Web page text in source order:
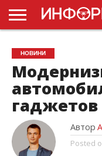
ГОЛОВНА
НОВИНИ
ПДР
УКРАЇНИ
РЕКЛАМА
ПРОЕКТЫ
НОВИНИ
гаджетов
Автор
Posted